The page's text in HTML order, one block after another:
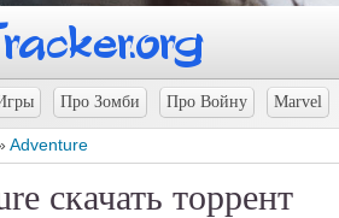
Про Зомби Про Войну Marvel
Adventure
скачать торрент